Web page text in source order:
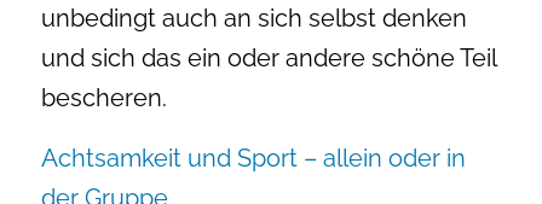
unbedingt auch an sich selbst denken
und sich das ein oder andere schöne Teil
bescheren.
Achtsamkeit und Sport – allein oder in
der Gruppe